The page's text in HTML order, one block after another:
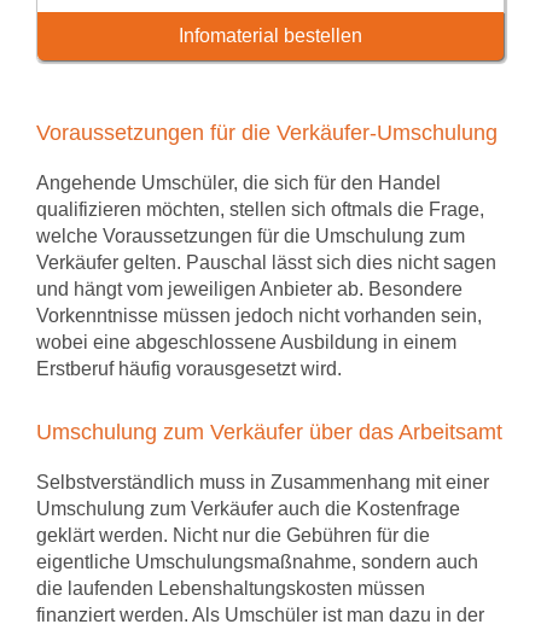
Infomaterial bestellen
Voraussetzungen für die Verkäufer-Umschulung
Angehende Umschüler, die sich für den Handel
qualifizieren möchten, stellen sich oftmals die Frage,
welche Voraussetzungen für die Umschulung zum
Verkäufer gelten. Pauschal lässt sich dies nicht sagen
und hängt vom jeweiligen Anbieter ab. Besondere
Vorkenntnisse müssen jedoch nicht vorhanden sein,
wobei eine abgeschlossene Ausbildung in einem
Erstberuf häufig vorausgesetzt wird.
Umschulung zum Verkäufer über das Arbeitsamt
Selbstverständlich muss in Zusammenhang mit einer
Umschulung zum Verkäufer auch die Kostenfrage
geklärt werden. Nicht nur die Gebühren für die
eigentliche Umschulungsmaßnahme, sondern auch
die laufenden Lebenshaltungskosten müssen
finanziert werden. Als Umschüler ist man dazu in der